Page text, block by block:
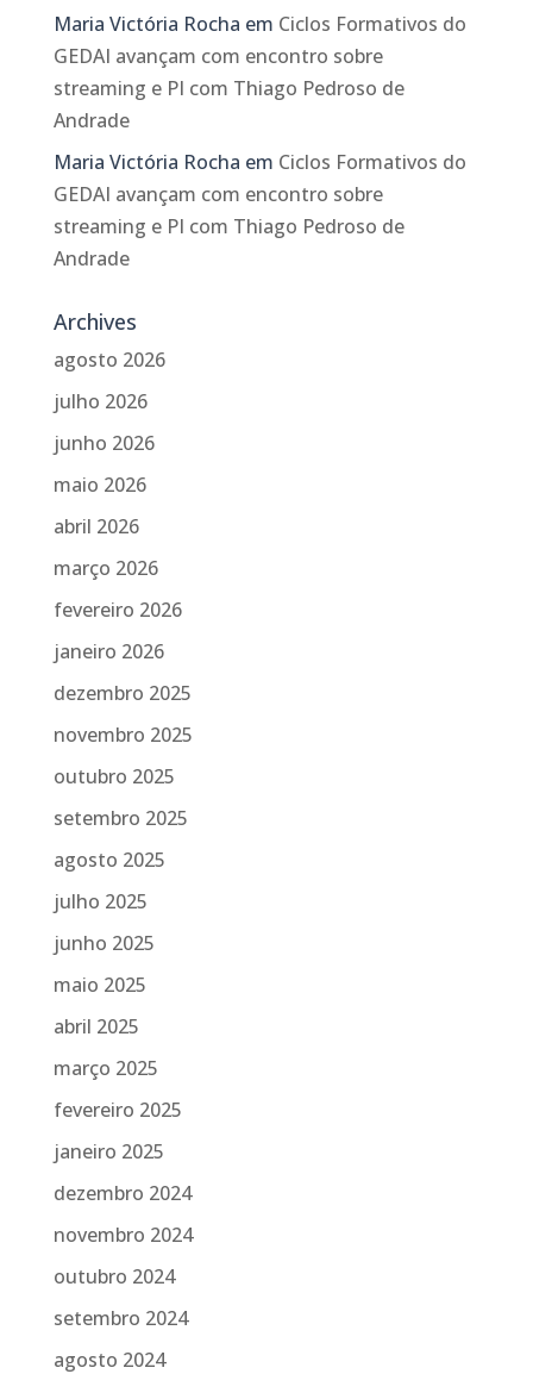
Maria Victória Rocha em Ciclos Formativos do
GEDAI avançam com encontro sobre
streaming e PI com Thiago Pedroso de
Andrade
Maria Victória Rocha em Ciclos Formativos do
GEDAI avançam com encontro sobre
streaming e PI com Thiago Pedroso de
Andrade
Archives
agosto 2026
julho 2026
junho 2026
maio 2026
abril 2026
março 2026
fevereiro 2026
janeiro 2026
dezembro 2025
novembro 2025
outubro 2025
setembro 2025
agosto 2025
julho 2025
junho 2025
maio 2025
abril 2025
março 2025
fevereiro 2025
janeiro 2025
dezembro 2024
novembro 2024
outubro 2024
setembro 2024
agosto 2024